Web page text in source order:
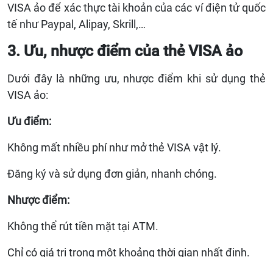
VISA ảo để xác thực tài khoản của các ví điện tử quốc
tế như Paypal, Alipay, Skrill,…
3. Ưu, nhược điểm của thẻ VISA ảo
Dưới đây là những ưu, nhược điểm khi sử dụng thẻ
VISA ảo:
Ưu điểm:
Không mất nhiều phí như mở thẻ VISA vật lý.
Đăng ký và sử dụng đơn giản, nhanh chóng.
Nhược điểm:
Không thể rút tiền mặt tại ATM.
Chỉ có giá trị trong một khoảng thời gian nhất định.